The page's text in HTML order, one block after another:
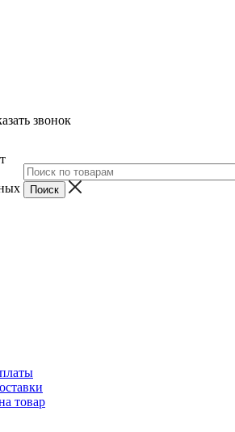
звонок
товар